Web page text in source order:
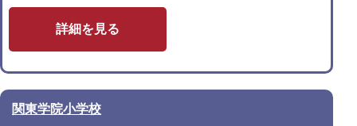
詳細を見る
関東学院小学校